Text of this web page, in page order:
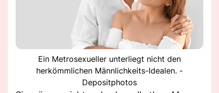
Ein Metrosexueller unterliegt nicht den
herkömmlichen Männlichkeits-Idealen. -
Depositphotos